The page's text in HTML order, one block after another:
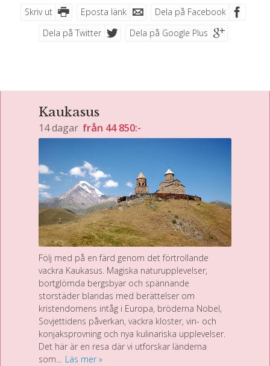
Skriv ut Eposta länk
Dela på Facebook
Dela på Twitter
Dela på Google Plus
Kaukasus
14 dagar från 44 850:-
Följ med på en färd genom det förtrollande
vackra Kaukasus. Magiska naturupplevelser,
bortglömda bergsbyar och spännande
storstäder blandas med berättelser om
kristendomens intåg i Europa, bröderna Nobel,
Sovjettidens påverkan, vackra kloster, vin- och
konjaksprovning och nya kulinariska upplevelser.
Det här är en resa där vi utforskar länderna
som... Läs mer